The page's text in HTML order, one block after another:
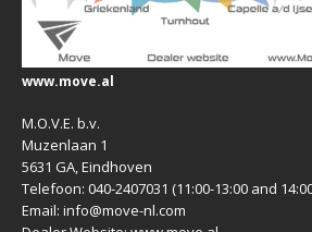
www.move.al
M.O.V.E. b.v.
Muzenlaan 1
5631 GA, Eindhoven
Telefoon: 040-2407031 (11:00-13:00 and
Email: info@move-nl.com